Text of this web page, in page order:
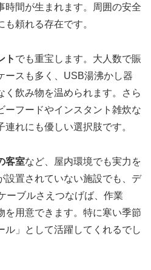
時間が生まれます。周囲の安全
頼れる存在です。
ト でも重宝します。大人数で賑
ースも多く、USB湯沸かし器
く飲み物を温められます。さら
ーフードやインスタント雑炊な
れにも優しい選択肢です。
客室など、屋内環境でも実力を
設置されていない施設でも、デ
ーブルさえつなげば、作業
を用意できます。特に寒い季節
ル」として活躍してくれるでし